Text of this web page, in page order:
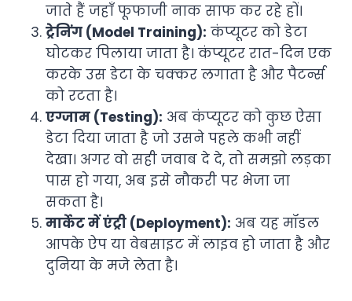
जाते हैं जहाँ फूफाजी नाक साफ कर रहे हों।
ट्रेनिंग (Model Training): कंप्यूटर को डेटा
घोटकर पिलाया जाता है। कंप्यूटर रात-दिन एक
करके उस डेटा के चक्कर लगाता है और पैटर्न्स
को रटता है।
एग्जाम (Testing): अब कंप्यूटर को कुछ ऐसा
डेटा दिया जाता है जो उसने पहले कभी नहीं
देखा। अगर वो सही जवाब दे दे, तो समझो लड़का
पास हो गया, अब इसे नौकरी पर भेजा जा
सकता है।
मार्केट में एंट्री (Deployment): अब यह मॉडल
आपके ऐप या वेबसाइट में लाइव हो जाता है और
दुनिया के मजे लेता है।